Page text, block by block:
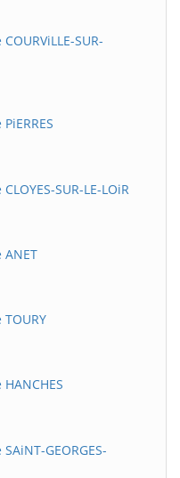
SUR-
SUR-LE-LOiR
GEORGES-